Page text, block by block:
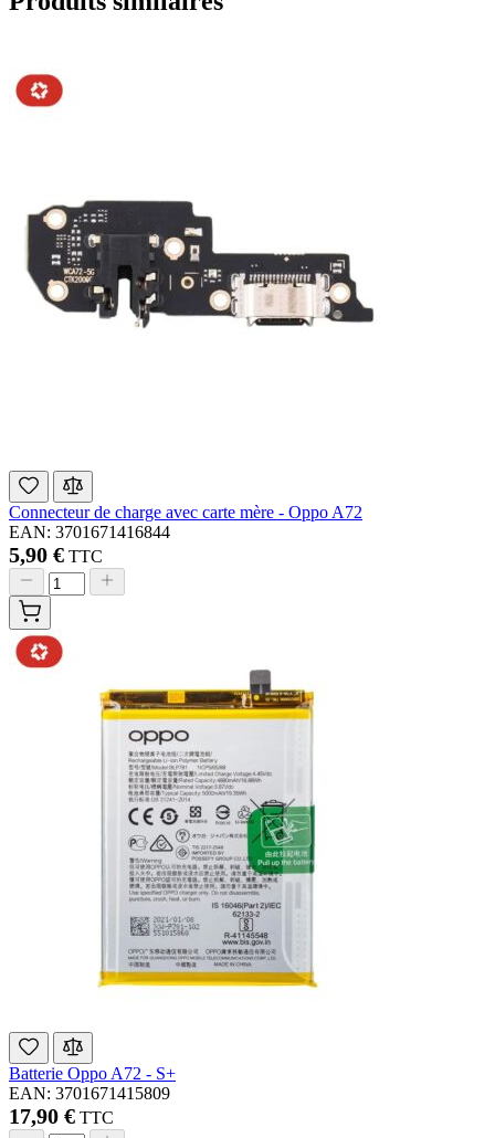
Connecteur de charge avec carte mère - Oppo A72
EAN: 3701671416844
5,90 € TTC
Batterie Oppo A72 - S+
EAN: 3701671415809
17,90 € TTC